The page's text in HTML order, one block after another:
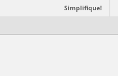
Simplifique!